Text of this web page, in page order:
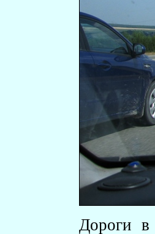
Дороги в